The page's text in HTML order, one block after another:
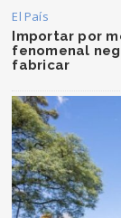
El País
Importar por
fenomenal
fabricar